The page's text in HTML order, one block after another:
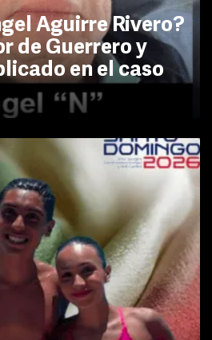
Aguirre Rivero?
de Guerrero y
en el caso